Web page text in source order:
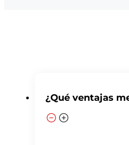
¿Qué ventajas